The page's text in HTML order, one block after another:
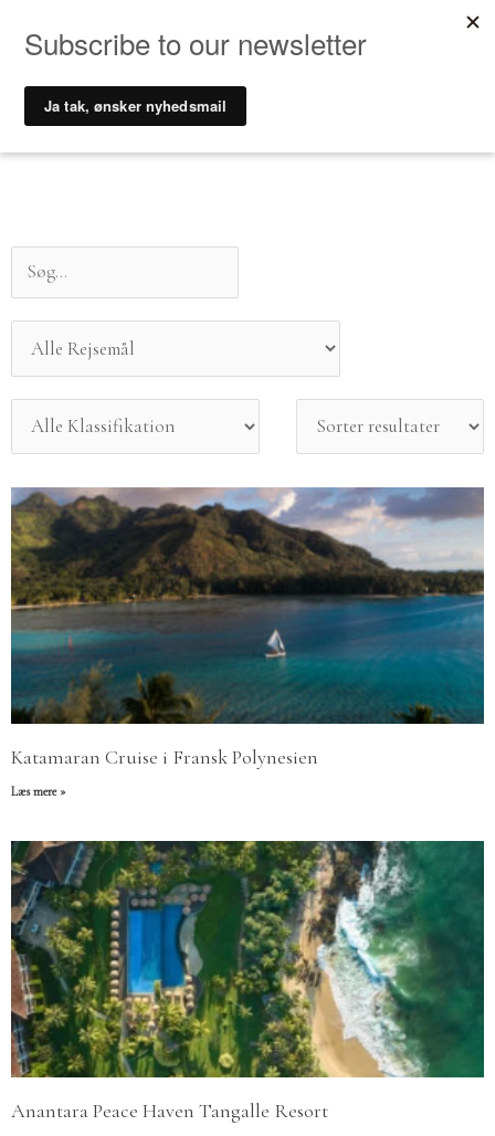
indholdet
Katamaran Cruise i Fransk Polynesien
Læs mere »
Anantara Peace Haven Tangalle Resort
SideSideSide Side